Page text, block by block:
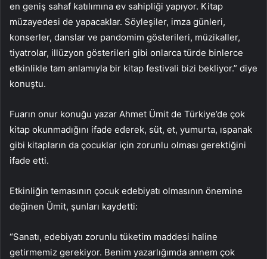
en geniş sahaf katılımına ev sahipliği yapıyor. Kitap
müzayedesi de yapacaklar. Söyleşiler, imza günleri,
konserler, danslar ve pandomim gösterileri, müzikaller,
tiyatrolar, illüzyon gösterileri gibi onlarca türde binlerce
etkinlikle tam anlamıyla bir kitap festivali bizi bekliyor.” diye
konuştu.
Fuarın onur konuğu yazar Ahmet Ümit de Türkiye’de çok
kitap okunmadığını ifade ederek, süt, et, yumurta, ıspanak
gibi kitapların da çocuklar için zorunlu olması gerektiğini
ifade etti.
Etkinliğin temasının çocuk edebiyatı olmasının önemine
değinen Ümit, şunları kaydetti:
“Sanatı, edebiyatı zorunlu tüketim maddesi haline
getirmemiz gerekiyor. Benim yazarlığımda annem çok